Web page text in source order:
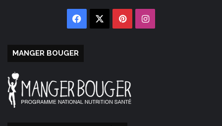
Facebook PinterestInstagram
MANGER BOUGER